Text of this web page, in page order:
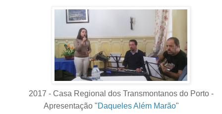
2017 - Casa Regional dos Transmontanos do Porto -
Apresentação "Daqueles Além Marão"